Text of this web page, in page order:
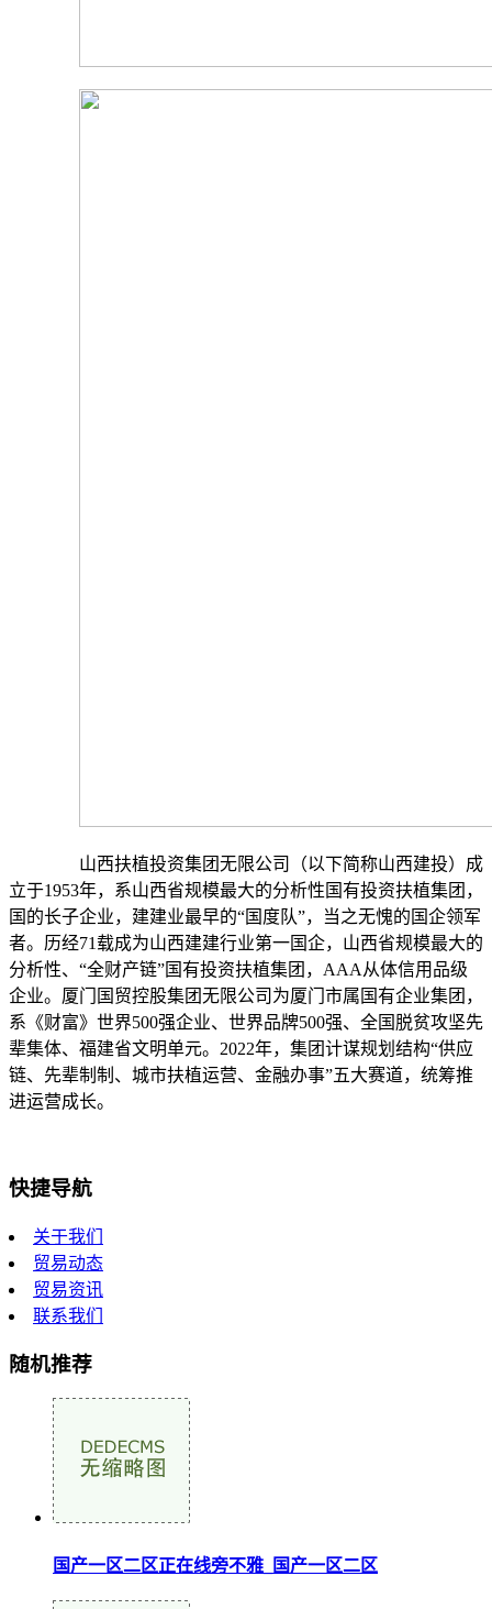
山西扶植投资集团无限公司（以下简称山西建投）成
立于1953年，系山西省规模最大的分析性国有投资扶植集团，
国的长子企业，建建业最早的“国度队”，当之无愧的国企领军
者。历经71载成为山西建建行业第一国企，山西省规模最大的
分析性、“全财产链”国有投资扶植集团，AAA从体信用品级
企业。厦门国贸控股集团无限公司为厦门市属国有企业集团，
系《财富》世界500强企业、世界品牌500强、全国脱贫攻坚先
辈集体、福建省文明单元。2022年，集团计谋规划结构“供应
链、先辈制制、城市扶植运营、金融办事”五大赛道，统筹推
进运营成长。
快捷导航
关于我们
贸易动态
贸易资讯
联系我们
随机推荐
国产一区二区正在线旁不雅_国产一区二区